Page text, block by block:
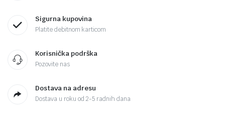
Sigurna kupovina
Platite debitnom karticom
Korisnička podrška
Pozovite nas
Dostava na adresu
Dostava u roku od 2-5 radnih dana